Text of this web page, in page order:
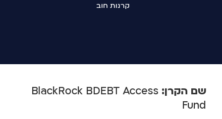
קרנות חוב
שם הקרן: BlackRock BDEBT Access
Fund